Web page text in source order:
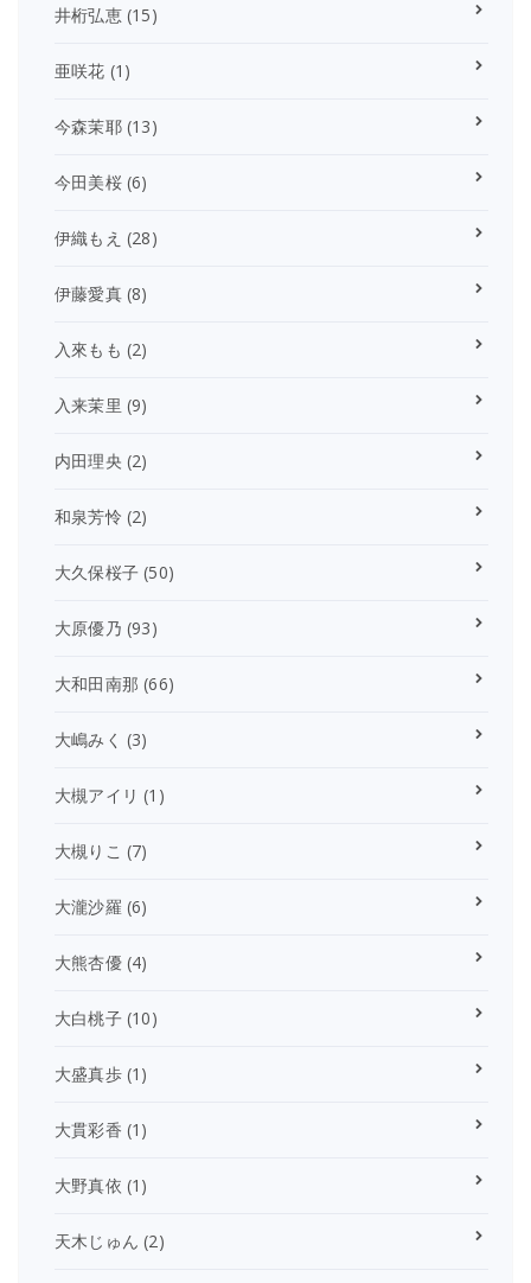
井桁弘恵(15)
亜咲花 (1)
今森茉耶(13)
今田美桜(6)
伊織もえ (28)
伊藤愛真(8)
入來もも (2)
入来茉里 (9)
内田理央 (2)
和泉芳怜 (2)
大久保桜子 (50)
大原優乃 (93)
大和田南那 (66)
大嶋みく (3)
大槻アイリ (1)
大槻りこ (7)
大瀧沙羅 (6)
大熊杏優(4)
大白桃子(10)
大盛真歩(1)
大貫彩香 (1)
大野真依 (1)
天木じゅん (2)